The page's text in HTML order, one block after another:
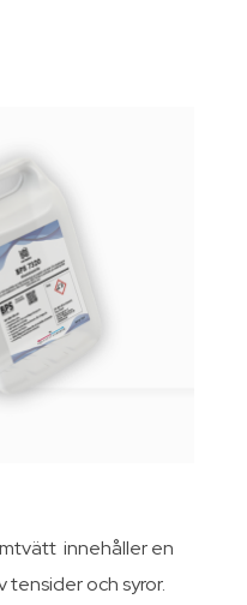
innehåller en
tensider och syror.